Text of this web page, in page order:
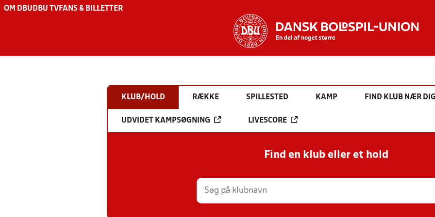
OM DBU DBU TV FANS & BILLETTER
KLUB/HOLD RÆKKE SPILLESTED KAMP FIND KLUB NÆR
UDVIDET KAMPSØGNING LIVESCORE
Find en klub eller et hold